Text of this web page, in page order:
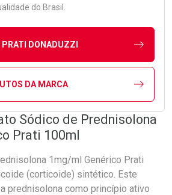
do Brasil.
DONADUZZI
DA MARCA
Sódico de Prednisolona
Prati 100ml
1mg/ml Genérico Prati
(corticoide) sintético. Este
prednisolona como princípio ativo